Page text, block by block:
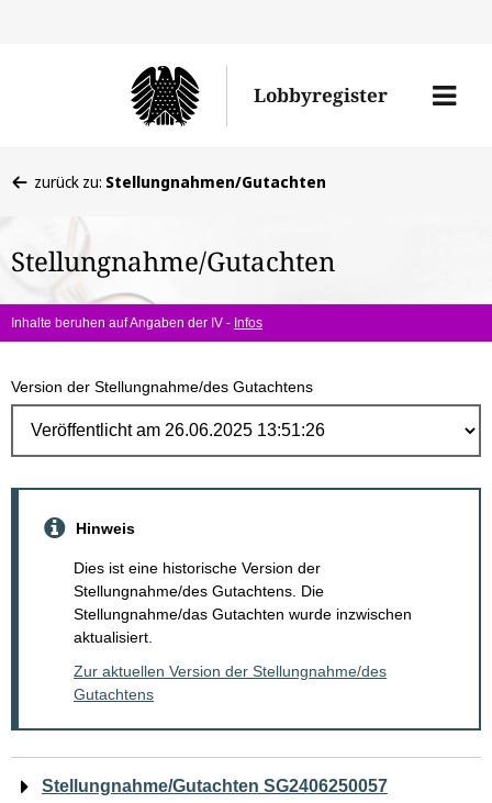
Lobbyregister
Menü
befinden
hier:
zurück zu: Stellungnahmen/Gutachten
Stellungnahme/Gutachten
Inhalte beruhen auf Angaben der IV - Infos
Version der Stellungnahme/des Gutachtens
Hinweis
Dies ist eine historische Version der
Stellungnahme/des Gutachtens. Die
Stellungnahme/das Gutachten wurde inzwischen
aktualisiert.
Zur aktuellen Version der Stellungnahme/des
Gutachtens
Navigation
Stellungnahme/Gutachten SG2406250057